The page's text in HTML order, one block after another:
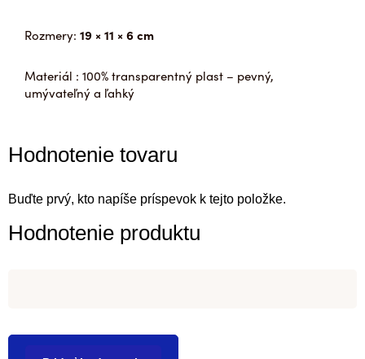
Rozmery: 19 × 11 × 6 cm
Materiál : 100% transparentný plast – pevný,
umývateľný a ľahký
Hodnotenie tovaru
Buďte prvý, kto napíše príspevok k tejto položke.
Hodnotenie produktu